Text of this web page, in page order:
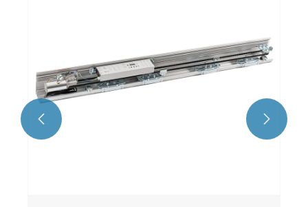
 